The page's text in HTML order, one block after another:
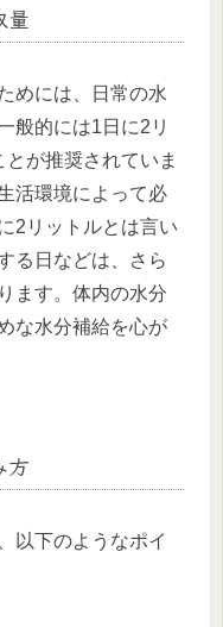
量
めには、日常の水
般的には1日に2リ
が推奨されていま
活環境によって必
2リットルとは言い
る日などは、さら
ます。体内の水分
な水分補給を心が
方
以下のようなポイ